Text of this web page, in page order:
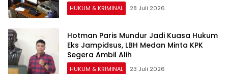
HUKUM & KRIMINAL 28 Juli 2026
Hotman Paris Mundur Jadi Kuasa Hukum
Eks Jampidsus, LBH Medan Minta KPK
Segera Ambil Alih
HUKUM & KRIMINAL 23 Juli 2026